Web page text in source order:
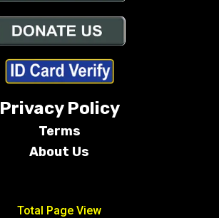
Privacy Policy
Terms
About Us
Total Page View